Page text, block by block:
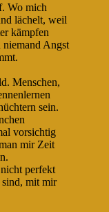
Wo mich
lächelt, weil
kämpfen
Angst
Menschen,
sein.
vorsichtig
mir Zeit
perfekt
sind, mit mir